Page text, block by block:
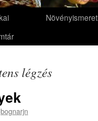
Növényismeret
légzés
bognarjn